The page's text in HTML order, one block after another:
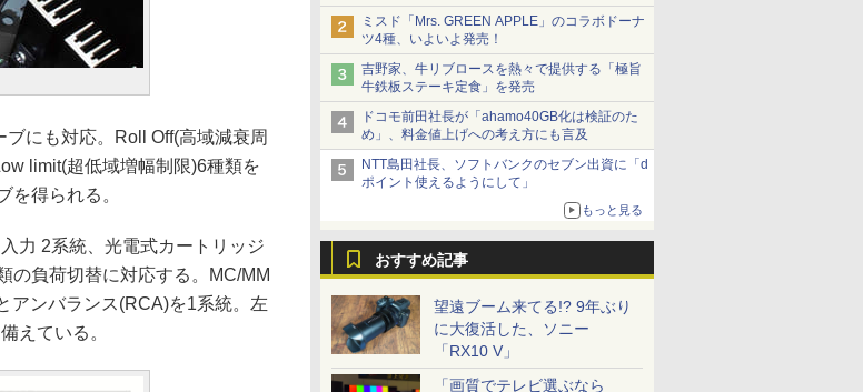
ミスド「Mrs. GREEN APPLE」のコラボドーナ
ツ4種、いよいよ発売！
吉野家、牛リブロースを熱々で提供する「極旨
牛鉄板ステーキ定食」を発売
ドコモ前田社長が「ahamo40GB化は検証のた
め」、料金値上げへの考え方にも言及
NTT島田社長、ソフトバンクのセブン出資に「d
ポイント使えるようにして」
もっと見る
おすすめ記事
望遠ブーム来てる!? 9年ぶり
に大復活した、ソニー
「RX10 V」
「画質でテレビ選ぶなら
にも対応。Roll Off(高域減衰周
limit(超低域増幅制限)6種類を
を得られる。
力 2系統、光電式カートリッジ
の負荷切替に対応する。MC/MM
アンバランス(RCA)を1系統。左
えている。